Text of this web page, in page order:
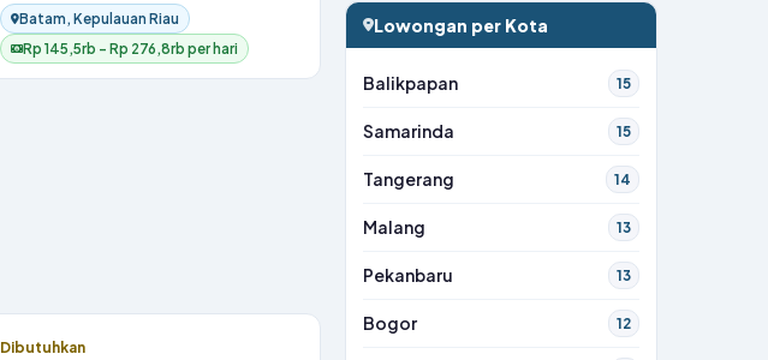
Batam, Kepulauan Riau
Rp 145,5rb – Rp 276,8rb per hari
Dibutuhkan
Lowongan per Kota
Balikpapan 15
Samarinda 15
Tangerang 14
Malang 13
Pekanbaru 13
Bogor 12